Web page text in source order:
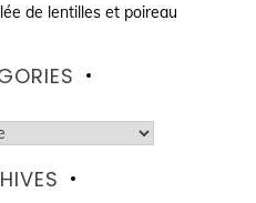
de lentilles et poireau